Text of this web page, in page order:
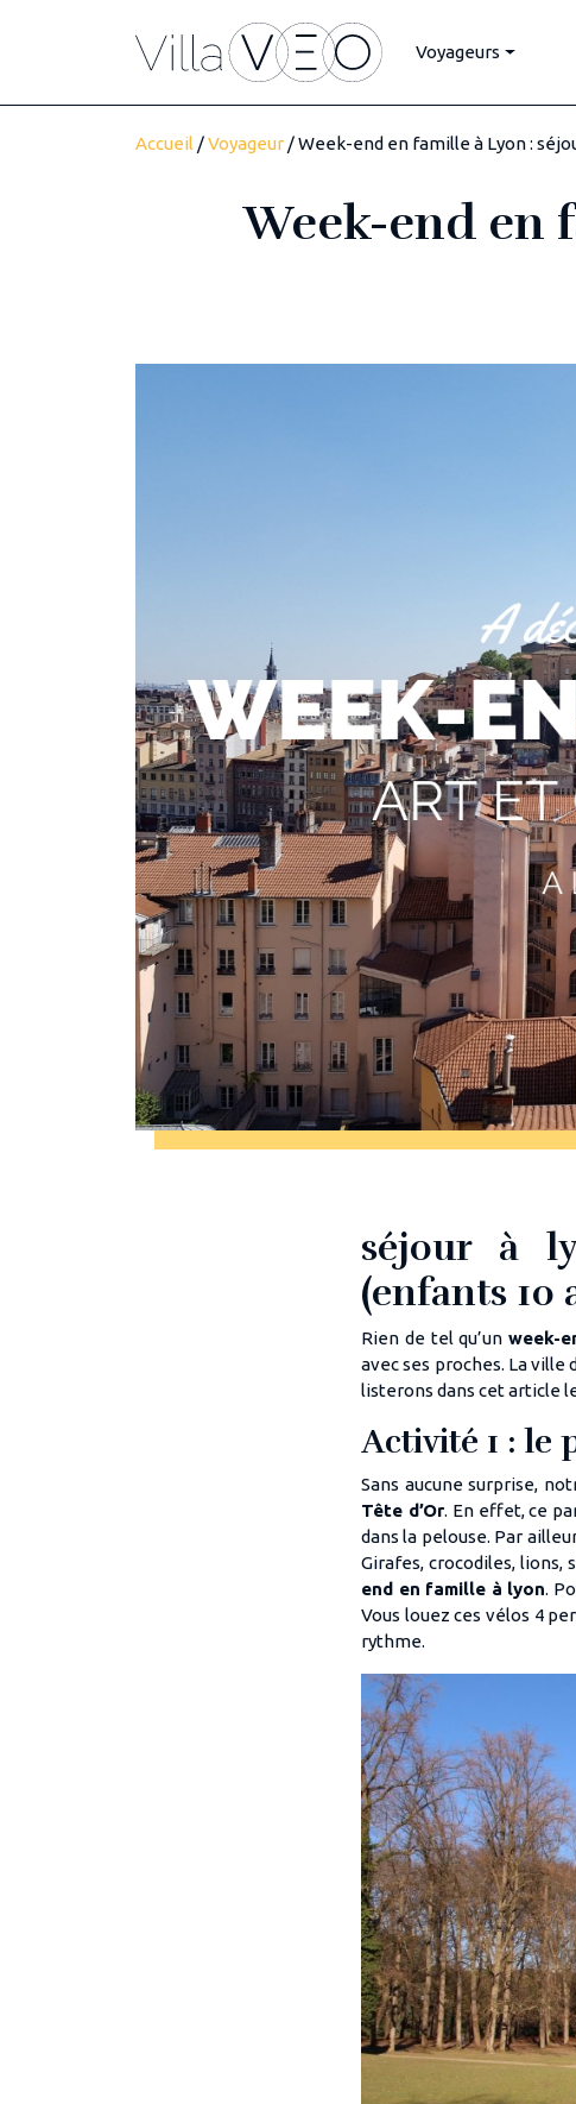
Voyageurs
Accueil /Voyageur / Week-end en famille à Lyon :
Week-end en
séjour à
(enfants 10
Rien de tel qu’unweek-
avec ses proches. La
listerons dans cet article
Activité 1 : le
Sans aucune surprise,
Tête d’Or. En effet, ce
dans la pelouse. Par
Girafes, crocodiles,
end en famille à lyon.
Vous louez ces vélos 4
rythme.